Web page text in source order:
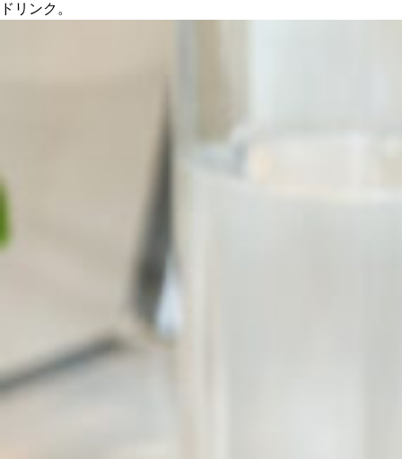
ドリンク。